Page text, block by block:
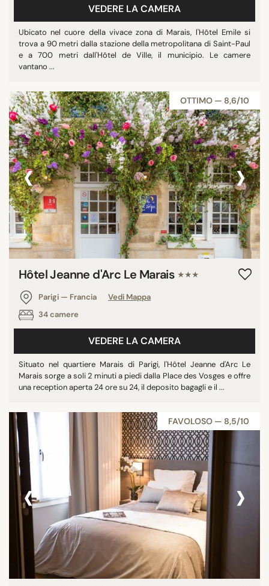
VEDERE LA CAMERA
Ubicato nel cuore della vivace zona di Marais, l'Hôtel Emile si
trova a 90 metri dalla stazione della metropolitana di Saint-Paul
e a 700 metri dall'Hôtel de Ville, il municipio. Le camere
vantano ...
OTTIMO — 8,6/10
‹ ›
Hôtel Jeanne d'Arc Le Marais ★★★
Parigi — Francia
Vedi Mappa
34 camere
VEDERE LA CAMERA
Situato nel quartiere Marais di Parigi, l'Hôtel Jeanne d'Arc Le
Marais sorge a soli 2 minuti a piedi dalla Place des Vosges e offre
una reception aperta 24 ore su 24, il deposito bagagli e il ...
FAVOLOSO — 8,5/10
‹ ›